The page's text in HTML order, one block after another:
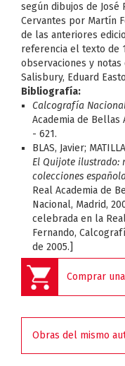
según dibujos de
Cervantes por Martín
de las anteriores
referencia el texto de
observaciones y notas
Salisbury, Eduard
Bibliografía:
Calcografía
Academia de Bellas
- 621.
BLAS, Javier;
El Quijote ilustrado:
colecciones
Real Academia de
Nacional, Madrid,
celebrada en la
Fernando,
de 2005.]
Comprar
Obras del mismo